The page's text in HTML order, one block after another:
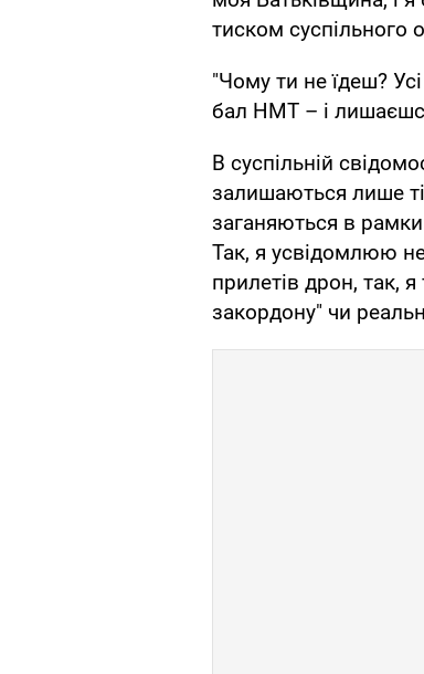
тиском суспільного
"Чому ти не їдеш?
бал НМТ – і
В суспільній
залишаються лише
заганяються в
Так, я усвідомлюю
прилетів дрон, так,
закордону" чи